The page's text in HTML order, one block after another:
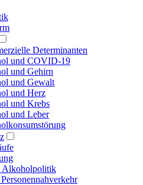
Determinanten
und COVID-19
und Gehirn
und Gewalt
und Herz
und Krebs
und Leber
Alkoholpolitik